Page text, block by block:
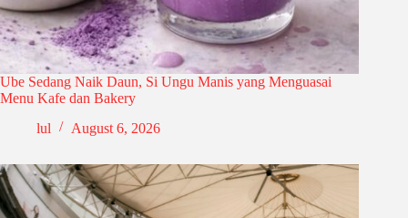
Ube Sedang Naik Daun, Si Ungu Manis yang Menguasai
Menu Kafe dan Bakery
lul
August 6, 2026